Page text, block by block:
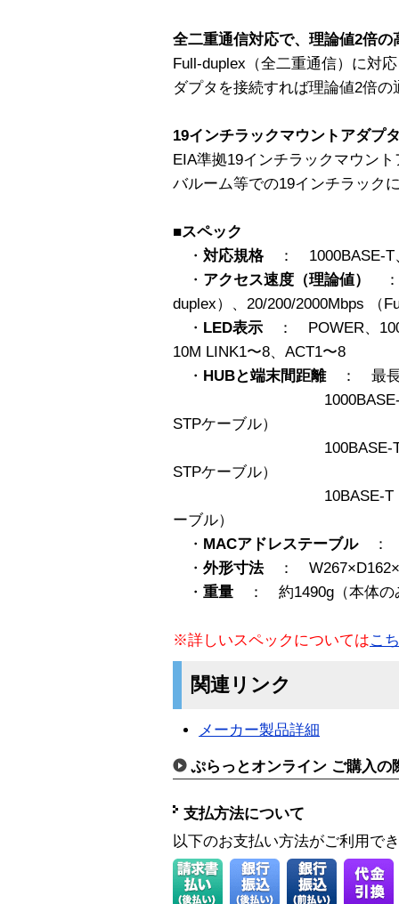
全二重通信対応で、理論値2倍の
Full-duplex（全二重通信）に対
ダプタを接続すれば理論値2倍
19インチラックマウントアダプ
EIA準拠19インチラックマウン
バルーム等での19インチラック
■スペック
・ 対応規格： 1000BASE-T
・ アクセス速度（理論値）
：
duplex）、20/200/2000Mbps （
・ LED表示 ： POWER、
10M LINK1〜8、ACT1〜8
・ HUBと端末間距離： 最長
1000BASE-T（カテ
STPケーブル）
100BASE-TX（カテ
STPケーブル）
10BASE-T（カテゴ
ーブル）
・ MACアドレステーブル：
・ 外形寸法：
・ 重量 ： 約1490g（本体の
※詳しいスペックについてはこ
関連リンク
メーカー製品詳細
ぷらっとオンライン ご購入の
支払方法について
以下のお支払い方法がご利用で